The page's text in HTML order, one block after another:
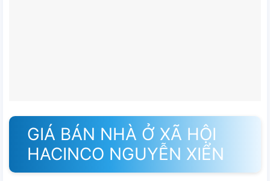
GIÁ BÁN NHÀ Ở XÃ HỘI
HACINCO NGUYỄN XIỂN